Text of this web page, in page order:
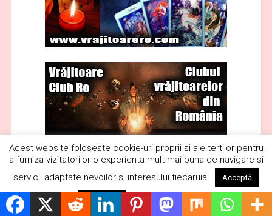
Acest website foloseste cookie-uri proprii si ale tertilor pentru
a furniza vizitatorilor o experienta mult mai buna de navigare si
servicii adaptate nevoilor si interesului fiecaruia.
Acceptă
Respinge Citește mai mult